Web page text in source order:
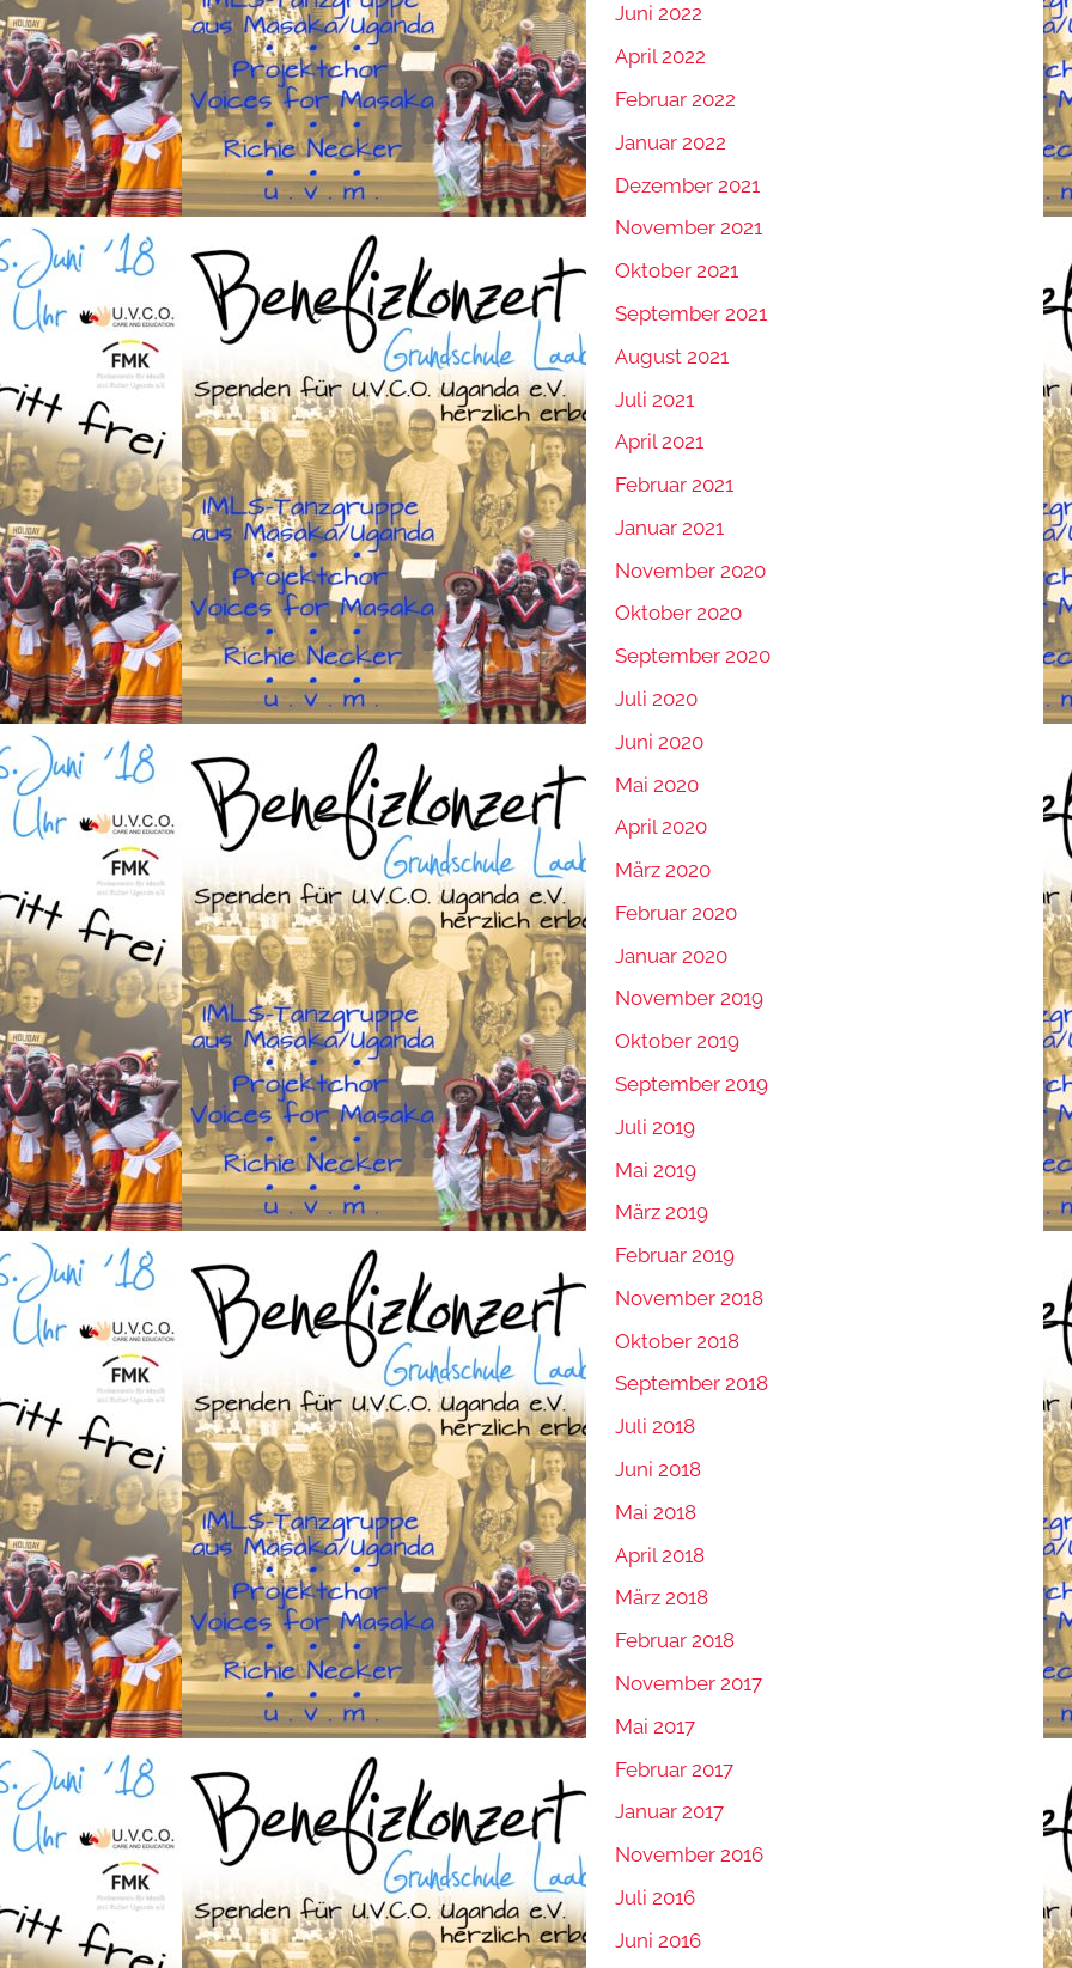
Juni 2022
April 2022
Februar 2022
Januar 2022
Dezember 2021
November 2021
Oktober 2021
September 2021
August 2021
Juli 2021
April 2021
Februar 2021
Januar 2021
November 2020
Oktober 2020
September 2020
Juli 2020
Juni 2020
Mai 2020
April 2020
März 2020
Februar 2020
Januar 2020
November 2019
Oktober 2019
September 2019
Juli 2019
Mai 2019
März 2019
Februar 2019
November 2018
Oktober 2018
September 2018
Juli 2018
Juni 2018
Mai 2018
April 2018
März 2018
Februar 2018
November 2017
Mai 2017
Februar 2017
Januar 2017
November 2016
Juli 2016
Juni 2016